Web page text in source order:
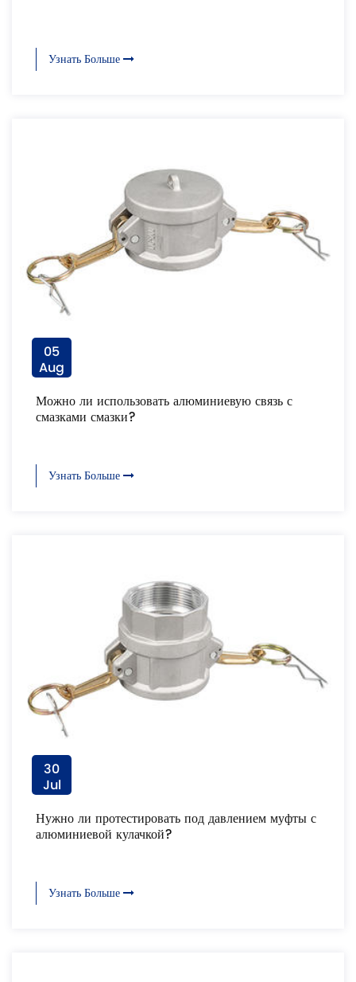
Узнать Больше
05
Aug
Можно ли использовать алюминиевую связь с
смазками смазки?
Узнать Больше
30
Jul
Нужно ли протестировать под давлением муфты с
алюминиевой кулачкой?
Узнать Больше